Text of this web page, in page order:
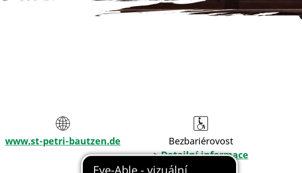
www.st-petri-bautzen.de
Bezbariérovost
> Detailní informace